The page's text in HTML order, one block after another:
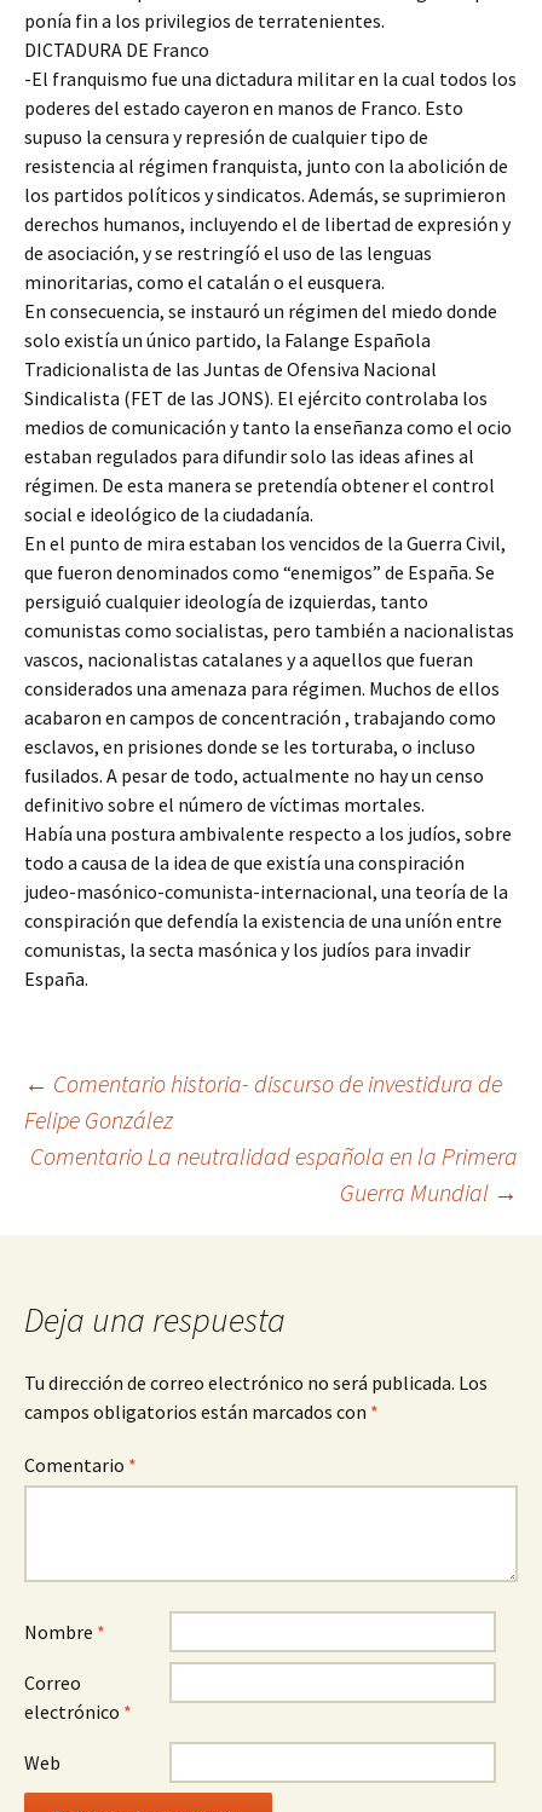
ponía fin a los privilegios de terratenientes.
DICTADURA DE Franco
-El franquismo fue una dictadura militar en la cual todos los
poderes del estado cayeron en manos de Franco. Esto
supuso la censura y represión de cualquier tipo de
resistencia al régimen franquista, junto con la abolición de
los partidos políticos y sindicatos. Además, se suprimieron
derechos humanos, incluyendo el de libertad de expresión y
de asociación, y se restringíó el uso de las lenguas
minoritarias, como el catalán o el eusquera.
En consecuencia, se instauró un régimen del miedo donde
solo existía un único partido, la Falange Española
Tradicionalista de las Juntas de Ofensiva Nacional
Sindicalista (FET de las JONS). El ejército controlaba los
medios de comunicación y tanto la enseñanza como el ocio
estaban regulados para difundir solo las ideas afines al
régimen. De esta manera se pretendía obtener el control
social e ideológico de la ciudadanía.
En el punto de mira estaban los vencidos de la Guerra Civil,
que fueron denominados como “enemigos” de España. Se
persiguió cualquier ideología de izquierdas, tanto
comunistas como socialistas, pero también a nacionalistas
vascos, nacionalistas catalanes y a aquellos que fueran
considerados una amenaza para régimen. Muchos de ellos
acabaron en campos de concentración , trabajando como
esclavos, en prisiones donde se les torturaba, o incluso
fusilados. A pesar de todo, actualmente no hay un censo
definitivo sobre el número de víctimas mortales.
Había una postura ambivalente respecto a los judíos, sobre
todo a causa de la idea de que existía una conspiración
judeo-masónico-comunista-internacional, una teoría de la
conspiración que defendía la existencia de una uníón entre
comunistas, la secta masónica y los judíos para invadir
España.
Navegación
de
entradas
← Comentario historia- discurso de investidura de
Felipe González
Comentario La neutralidad española en la Primera
Guerra Mundial →
Deja una respuesta
Tu dirección de correo electrónico no será publicada. Los
campos obligatorios están marcados con *
Comentario *
Nombre *
Correo
electrónico *
Web